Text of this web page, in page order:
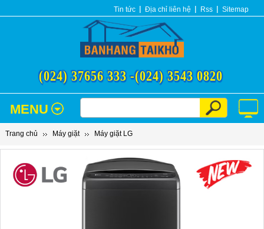
Tin tức Địa chỉ liên hệ Rss Sitemap
(024) 37656 333 -(024) 3543 0820
MENU
Trang chủ Máy giặt Máy giặt LG